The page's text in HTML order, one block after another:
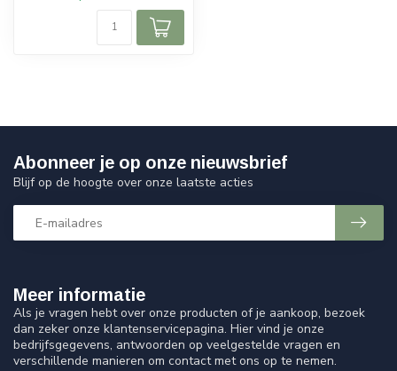
Meer informatie
Als je vragen hebt over onze producten of je aankoop, bezoek
dan zeker onze klantenservicepagina. Hier vind je onze
bedrijfsgegevens, antwoorden op veelgestelde vragen en
verschillende manieren om contact met ons op te nemen.
Abonneer je op onze nieuwsbrief
Blijf op de hoogte over onze laatste acties